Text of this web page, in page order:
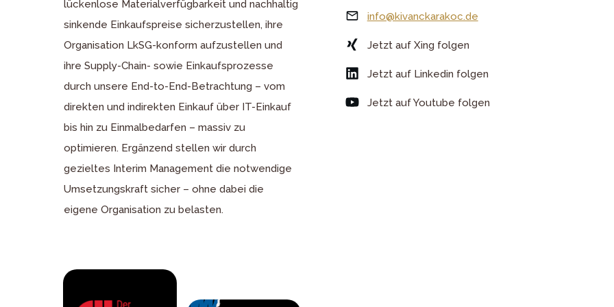
lückenlose Materialverfügbarkeit und nachhaltig
sinkende Einkaufspreise sicherzustellen, ihre
Organisation LkSG-konform aufzustellen und
ihre Supply-Chain- sowie Einkaufsprozesse
durch unsere End-to-End-Betrachtung – vom
direkten und indirekten Einkauf über IT-Einkauf
bis hin zu Einmalbedarfen – massiv zu
optimieren. Ergänzend stellen wir durch
gezieltes Interim Management die notwendige
Umsetzungskraft sicher – ohne dabei die
eigene Organisation zu belasten.
info@kivanckarakoc.de
Jetzt auf Xing folgen
Jetzt auf Linkedin folgen
Jetzt auf Youtube folgen